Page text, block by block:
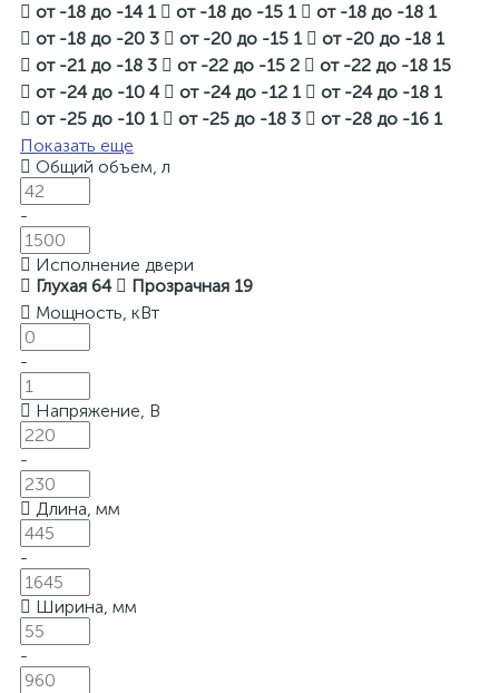
от -18 до -14 1 от -18 до -15 1 от -18 до -18 1
от -18 до -20 3 от -20 до -15 1 от -20 до -18 1
от -21 до -18 3 от -22 до -15 2 от -22 до -18 15
от -24 до -10 4 от -24 до -12 1 от -24 до -18 1
от -25 до -10 1 от -25 до -18 3 от -28 до -16 1
Показать еще
Общий объем, л
-
Исполнение двери
Глухая 64 Прозрачная 19
Мощность, кВт
-
Напряжение, В
-
Длина, мм
-
Ширина, мм
-